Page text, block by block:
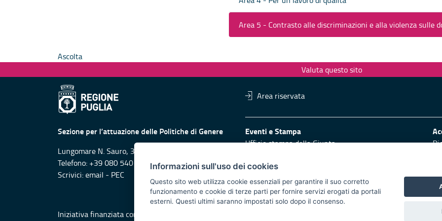
Area 5 - Contrasto alle discriminazioni e alla violenza sulle
Ascolta
Valuta questo sito
Area riservata
Sezione per l’attuazione delle Politiche di Genere
Lungomare N. Sauro, 31/33 Bari
Telefono: +39 080 540 5649
Scrivici:email - PEC
Eventi e Stampa
Ufficio stampa della Giunta
Logo e identità regionale
Redazione
Responsabili di pubblicazione
Iniziativa finanziata con risorse del POR Puglia 2014/2020 - Asse XI
Informazioni sull'uso dei cookies
Questo sito web utilizza cookie essenziali per garantire il suo corretto
funzionamento e cookie di terze parti per fornire servizi erogati da portali
esterni. Questi ultimi saranno impostati solo dopo il consenso.